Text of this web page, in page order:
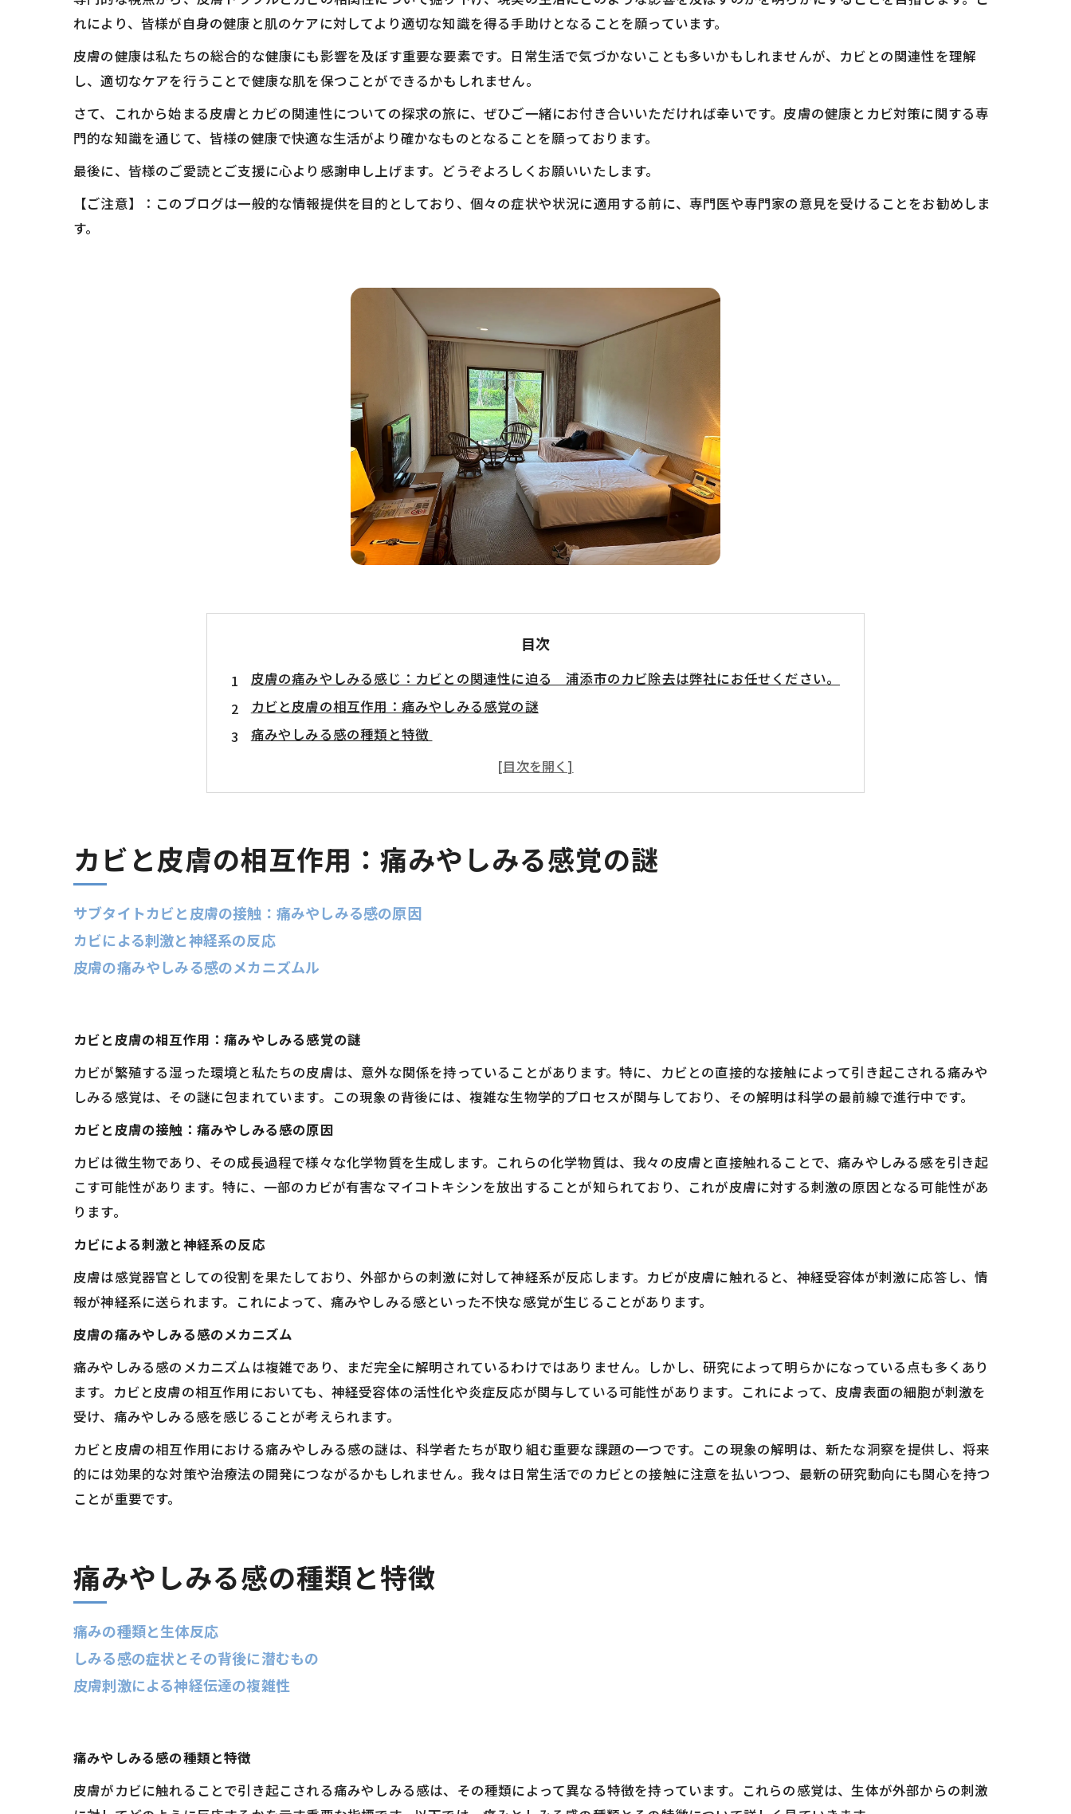
れにより、皆様が自身の健康と肌のケアに対してより適切な知識を得る手助けとなることを願っています。
皮膚の健康は私たちの総合的な健康にも影響を及ぼす重要な要素です。日常生活で気づかないことも多いかもしれませんが、カビとの関連性を理解
し、適切なケアを行うことで健康な肌を保つことができるかもしれません。
さて、これから始まる皮膚とカビの関連性についての探求の旅に、ぜひご一緒にお付き合いいただければ幸いです。皮膚の健康とカビ対策に関する専
門的な知識を通じて、皆様の健康で快適な生活がより確かなものとなることを願っております。
最後に、皆様のご愛読とご支援に心より感謝申し上げます。どうぞよろしくお願いいたします。
【ご注意】：このブログは一般的な情報提供を目的としており、個々の症状や状況に適用する前に、専門医や専門家の意見を受けることをお勧めしま
す。
目次
皮膚の痛みやしみる感じ：カビとの関連性に迫る 浦添市のカビ除去は弊社にお任せください。
カビと皮膚の相互作用：痛みやしみる感覚の謎
痛みやしみる感の種類と特徴
カビと痛み・しみる感の関連性：科学的な解明
痛みやしみる感の対策とケア方法
カビと皮膚の相互作用：痛みやしみる感覚の謎
サブタイトカビと皮膚の接触：痛みやしみる感の原因
カビによる刺激と神経系の反応
皮膚の痛みやしみる感のメカニズムル
カビと皮膚の相互作用：痛みやしみる感覚の謎
カビが繁殖する湿った環境と私たちの皮膚は、意外な関係を持っていることがあります。特に、カビとの直接的な接触によって引き起こされる痛みや
しみる感覚は、その謎に包まれています。この現象の背後には、複雑な生物学的プロセスが関与しており、その解明は科学の最前線で進行中です。
カビと皮膚の接触：痛みやしみる感の原因
カビは微生物であり、その成長過程で様々な化学物質を生成します。これらの化学物質は、我々の皮膚と直接触れることで、痛みやしみる感を引き起
こす可能性があります。特に、一部のカビが有害なマイコトキシンを放出することが知られており、これが皮膚に対する刺激の原因となる可能性があ
ります。
カビによる刺激と神経系の反応
皮膚は感覚器官としての役割を果たしており、外部からの刺激に対して神経系が反応します。カビが皮膚に触れると、神経受容体が刺激に応答し、情
報が神経系に送られます。これによって、痛みやしみる感といった不快な感覚が生じることがあります。
皮膚の痛みやしみる感のメカニズム
痛みやしみる感のメカニズムは複雑であり、まだ完全に解明されているわけではありません。しかし、研究によって明らかになっている点も多くあり
ます。カビと皮膚の相互作用においても、神経受容体の活性化や炎症反応が関与している可能性があります。これによって、皮膚表面の細胞が刺激を
受け、痛みやしみる感を感じることが考えられます。
カビと皮膚の相互作用における痛みやしみる感の謎は、科学者たちが取り組む重要な課題の一つです。この現象の解明は、新たな洞察を提供し、将来
的には効果的な対策や治療法の開発につながるかもしれません。我々は日常生活でのカビとの接触に注意を払いつつ、最新の研究動向にも関心を持つ
ことが重要です。
痛みやしみる感の種類と特徴
痛みの種類と生体反応
しみる感の症状とその背後に潜むもの
皮膚刺激による神経伝達の複雑性
痛みやしみる感の種類と特徴
皮膚がカビに触れることで引き起こされる痛みやしみる感は、その種類によって異なる特徴を持っています。これらの感覚は、生体が外部からの刺激